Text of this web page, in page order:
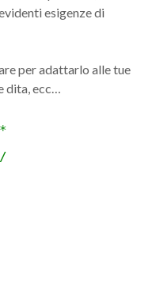
esigenze di
per adattarlo alle tue
dita, ecc…